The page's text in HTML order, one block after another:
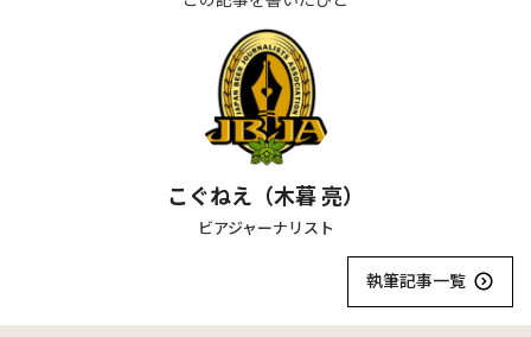
こぐねえ（木暮 亮）
ビアジャーナリスト
執筆記事一覧